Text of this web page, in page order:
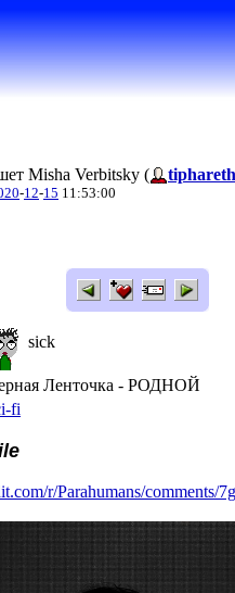
Misha Verbitsky ( tiphareth
-12-15 11:53:00
sick
Ленточка - РОДНОЙ
fi
r/Parahumans/comments/